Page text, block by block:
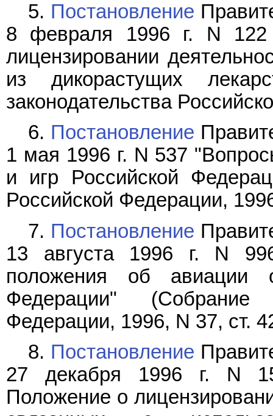
5. Постановление
8 февраля 1996 г. N
лицензировании
из дикорастущих
законодательства
6. Постановление
1 мая 1996 г. N 537
и игр Российской
Российской Федерации,
7. Постановление
13 августа 1996 г. N
положения об авиации
Федерации" (Собрание
Федерации, 1996, N 37, ст.
8. Постановление
27 декабря 1996 г. N
Положение о